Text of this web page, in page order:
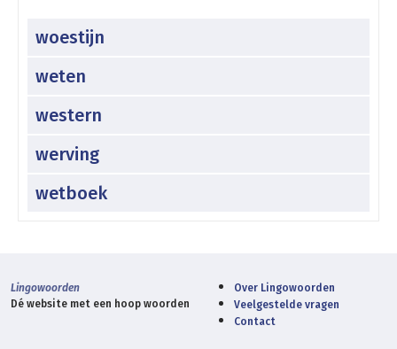
woestijn
weten
western
werving
wetboek
Lingowoorden
Dé website met een hoop woorden
Over Lingowoorden
Veelgestelde vragen
Contact